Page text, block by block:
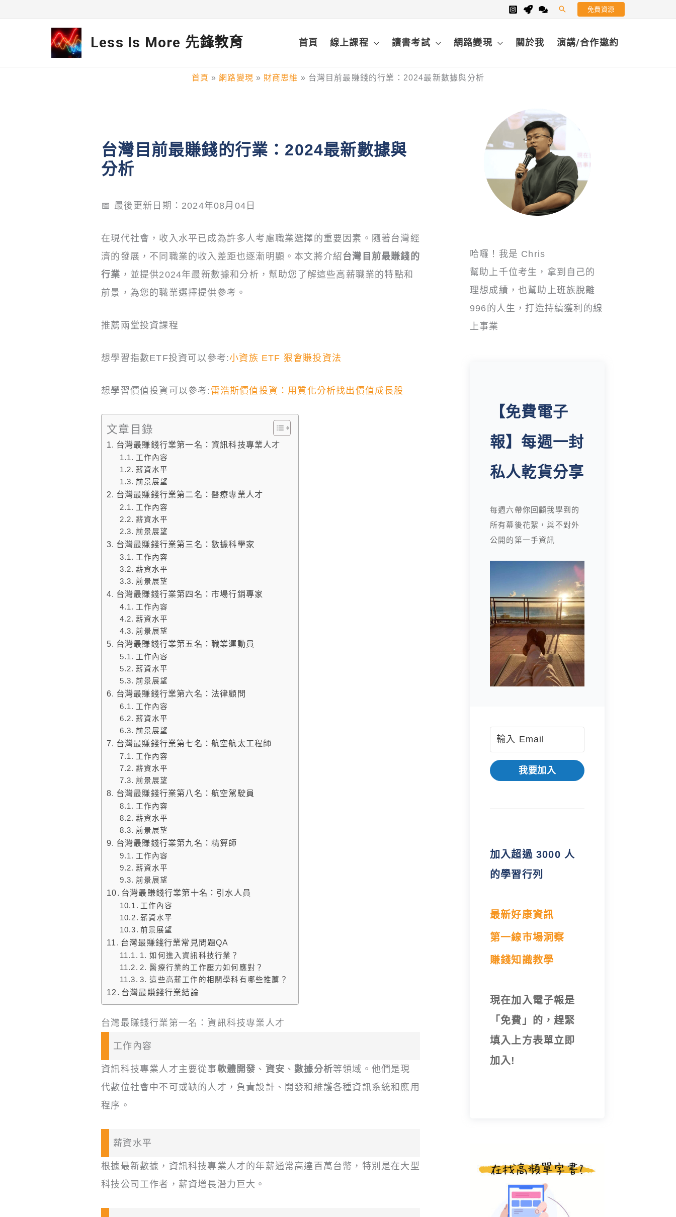
搜
免費資源
Less Is More 先鋒教育 首頁 線上課程 讀書考試 網路變現 關於我 演講/合作邀約
首頁 網路變現 財商思維 台灣目前最賺錢的行業：2024最新數據與分析
台灣目前最賺錢的行業：2024最新數據與
分析
📅 最後更新日期：2024年08月04日
在現代社會，收入水平已成為許多人考慮職業選擇的重要因素。隨著台灣經
濟的發展，不同職業的收入差距也逐漸明顯。本文將介紹 台灣目前最賺錢的
行業 ，並提供2024年最新數據和分析，幫助您了解這些高薪職業的特點和
前景，為您的職業選擇提供參考。
推薦兩堂投資課程
想學習指數ETF投資可以參考:小資族 ETF 狠會賺投資法
想學習價值投資可以參考: 雷浩斯價值投資：用質化分析找出價值成長股
文章目錄
台灣最賺錢行業第一名：資訊科技專業人才
工作內容
薪資水平
前景展望
台灣最賺錢行業第二名：醫療專業人才
工作內容
薪資水平
前景展望
台灣最賺錢行業第三名：數據科學家
工作內容
薪資水平
前景展望
台灣最賺錢行業第四名：市場行銷專家
工作內容
薪資水平
前景展望
台灣最賺錢行業第五名：職業運動員
工作內容
薪資水平
前景展望
台灣最賺錢行業第六名：法律顧問
工作內容
薪資水平
前景展望
台灣最賺錢行業第七名：航空航太工程師
工作內容
薪資水平
前景展望
台灣最賺錢行業第八名：航空駕駛員
工作內容
薪資水平
前景展望
台灣最賺錢行業第九名：精算師
工作內容
薪資水平
前景展望
台灣最賺錢行業第十名：引水人員
工作內容
薪資水平
前景展望
台灣最賺錢行業常見問題QA
1. 如何進入資訊科技行業？
2. 醫療行業的工作壓力如何應對？
3. 這些高薪工作的相關學科有哪些推薦？
台灣最賺錢行業結論
台灣最賺錢行業第一名：資訊科技專業人才
工作內容
資訊科技專業人才主要從事軟體開發 、 資安 、數據分析等領域。他們是現
代數位社會中不可或缺的人才，負責設計、開發和維護各種資訊系統和應用
程序。
薪資水平
根據最新數據，資訊科技專業人才的年薪通常高達百萬台幣，特別是在大型
科技公司工作者，薪資增長潛力巨大。
哈囉！我是 Chris
幫助上千位考生，拿到自己的
理想成績，也幫助上班族脫離
996的人生，打造持續獲利的線
上事業
【免費電子
報】每週一封
私人乾貨分享
每週六帶你回顧我學到的
所有幕後花絮，與不對外
公開的第一手資訊
我要加入
加入超過 3000 人
的學習行列
最新好康資訊
第一線市場洞察
賺錢知識教學
現在加入電子報是
「免費」的，趕緊
填入上方表單立即
加入!